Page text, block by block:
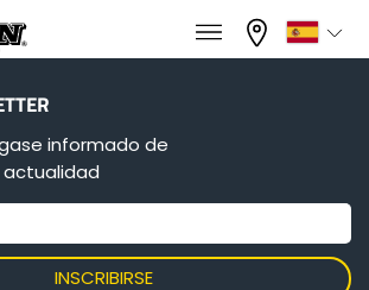
×
×
su idioma
Français
English
informado de